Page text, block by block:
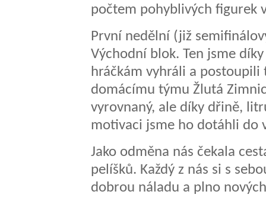
počtem pohyblivých figurek
První nedělní (již
Východní blok. Ten jsme
hráčkám vyhráli a
domácímu týmu Žlutá
vyrovnaný, ale díky dřině,
motivaci jsme ho dotáhli do
Jako odměna nás čekala
pelíšků. Každý z nás si s
dobrou náladu a plno